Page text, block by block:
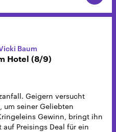
Baum
Hotel (8/9)
Geigern versucht
um seiner Geliebten
Gewinn, bringt ihn
Preisings Deal für ein